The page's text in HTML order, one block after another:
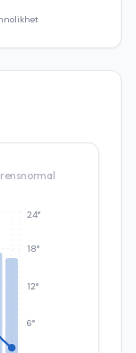
6°
12°
18°
24°